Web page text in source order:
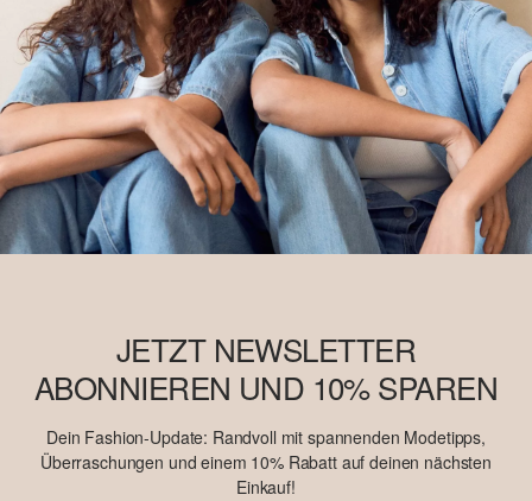
JETZT NEWSLETTER
ABONNIEREN UND 10% SPAREN
Dein Fashion-Update: Randvoll mit spannenden Modetipps,
Überraschungen und einem 10% Rabatt auf deinen nächsten
Einkauf!